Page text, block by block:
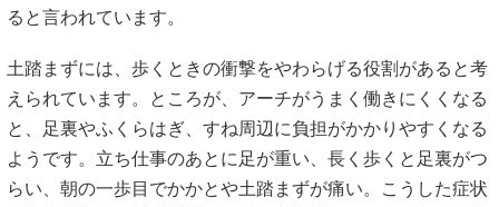
ると言われています。
土踏まずには、歩くときの衝撃をやわらげる役割があると考
えられています。ところが、アーチがうまく働きにくくなる
と、足裏やふくらはぎ、すね周辺に負担がかかりやすくなる
ようです。立ち仕事のあとに足が重い、長く歩くと足裏がつ
らい、朝の一歩目でかかとや土踏まずが痛い。こうした症状